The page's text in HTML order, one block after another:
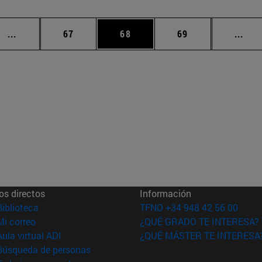
... Páginas intermedias Use TAB para desplazarse.
Página
67 Página
68 Página
69 ...
directos
(abre en nueva ventana)
correo(abre en nueva ventana)
virtual ADI (abre en nueva ventana)
de personas(abre en nueva ventana)
Información
TFNO +34 948 42 56 00
¿QUÉ GRADO TE INTERESA?
¿QUÉ MÁSTER TE